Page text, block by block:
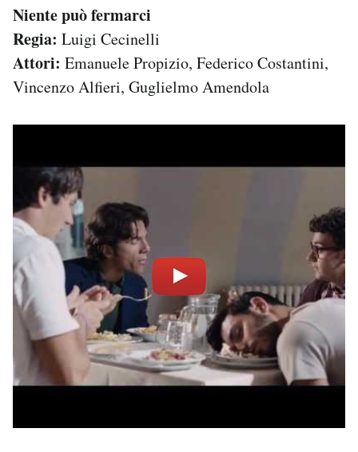
Niente può fermarci
Regia: Luigi Cecinelli
Attori: Emanuele Propizio, Federico Costantini,
Vincenzo Alfieri, Guglielmo Amendola